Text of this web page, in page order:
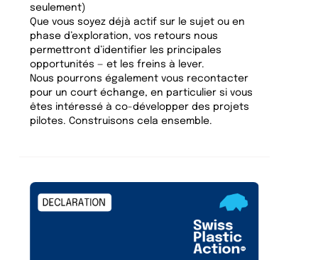
seulement)
Que vous soyez déjà actif sur le sujet ou en
phase d’exploration, vos retours nous
permettront d’identifier les principales
opportunités — et les freins à lever.
Nous pourrons également vous recontacter
pour un court échange, en particulier si vous
êtes intéressé à co-développer des projets
pilotes. Construisons cela ensemble.